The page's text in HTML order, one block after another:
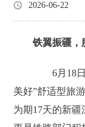
2026-06-22
铁翼振疆，
6月18日
美好”舒适型旅
为期17天的新疆